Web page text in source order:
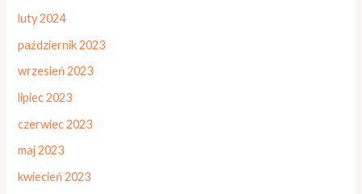
luty 2024
październik 2023
wrzesień 2023
lipiec 2023
czerwiec 2023
maj 2023
kwiecień 2023